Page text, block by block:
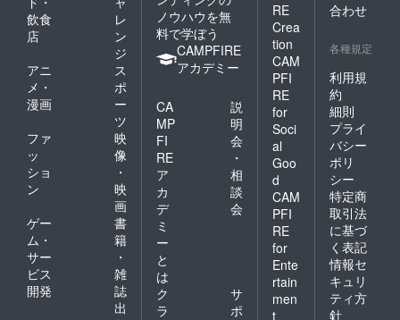
飲食
店
レ
ン
ジ
アニ
メ・
漫画
ス
ポ
ー
ツ
ファ
ッ
ショ
ン
映
像
・
映
画
ゲー
ム・
サー
ビス
開発
書
籍
・
雑
誌
出
ノウハウを無
料で学ぼう
CAMPFIRE
アカデミー
CA
MP
FI
RE
ア
カ
デ
ミ
ー
と
は
説
明
会
・
相
談
会
ク
ラ
サ
ポ
RE
Crea
tion
CAM
PFI
RE
for
Soci
al
Goo
d
CAM
PFI
RE
for
Ente
rtain
men
t
合わせ
各種規定
利用規
約
細則
プライ
バシー
ポリ
シー
特定商
取引法
に基づ
く表記
情報セ
キュリ
ティ方
針